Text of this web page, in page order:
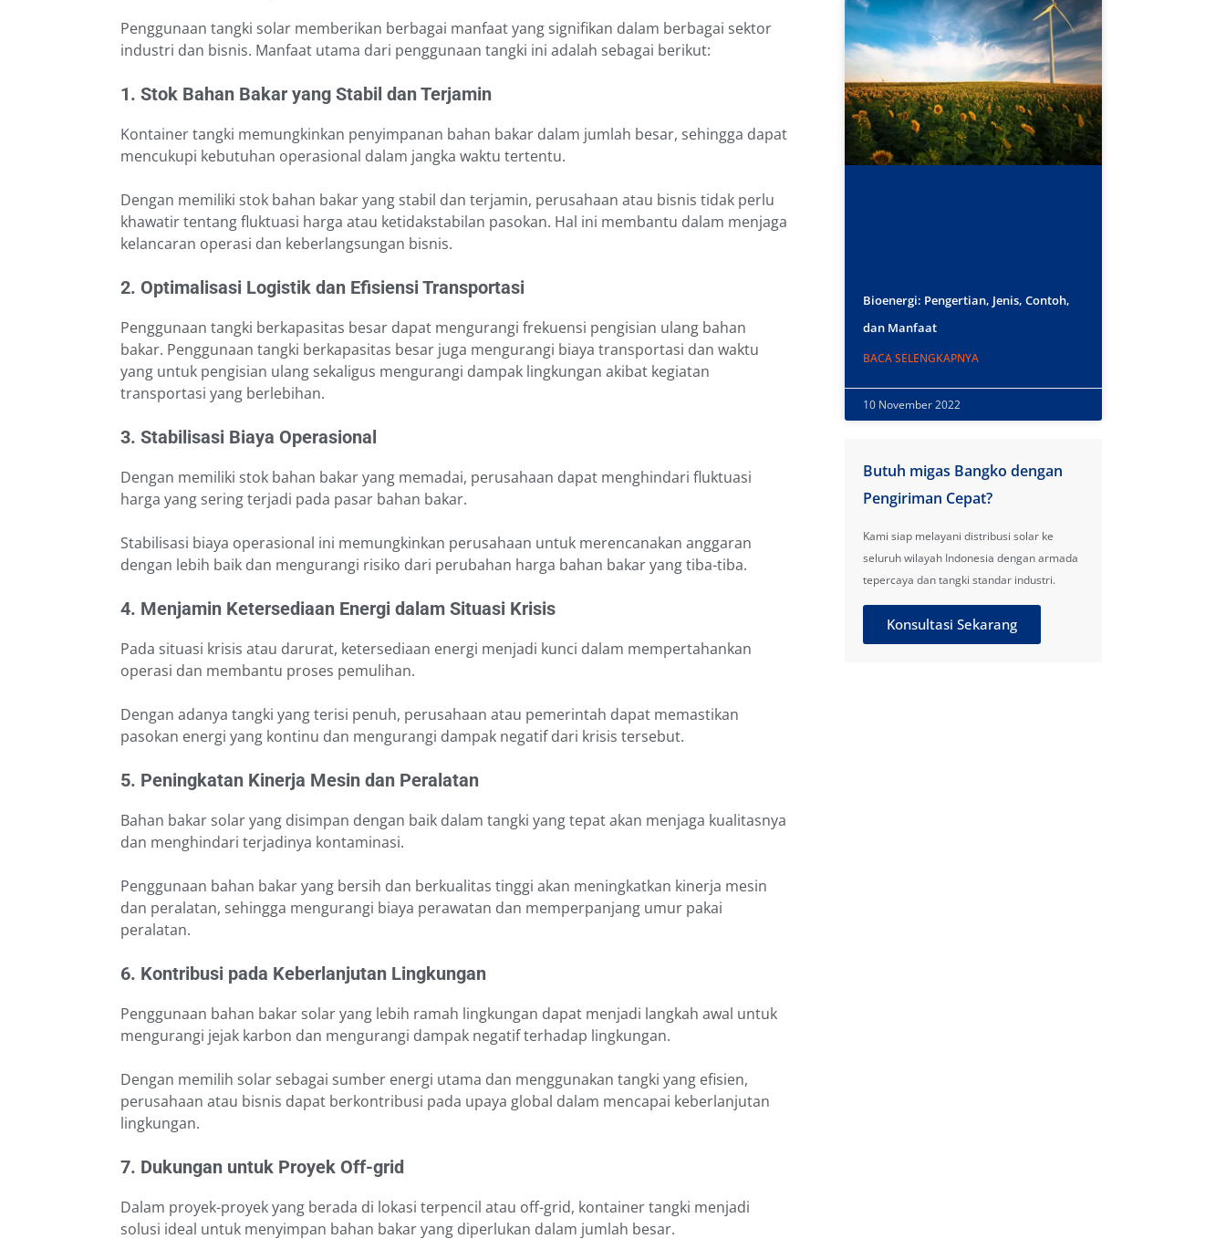
Penggunaan tangki solar memberikan berbagai manfaat yang signifikan dalam berbagai sektor
industri dan bisnis. Manfaat utama dari penggunaan tangki ini adalah sebagai berikut:
1. Stok Bahan Bakar yang Stabil dan Terjamin
Kontainer tangki memungkinkan penyimpanan bahan bakar dalam jumlah besar, sehingga dapat
mencukupi kebutuhan operasional dalam jangka waktu tertentu.
Dengan memiliki stok bahan bakar yang stabil dan terjamin, perusahaan atau bisnis tidak perlu
khawatir tentang fluktuasi harga atau ketidakstabilan pasokan. Hal ini membantu dalam menjaga
kelancaran operasi dan keberlangsungan bisnis.
2. Optimalisasi Logistik dan Efisiensi Transportasi
Penggunaan tangki berkapasitas besar dapat mengurangi frekuensi pengisian ulang bahan
bakar. Penggunaan tangki berkapasitas besar juga mengurangi biaya transportasi dan waktu
yang untuk pengisian ulang sekaligus mengurangi dampak lingkungan akibat kegiatan
transportasi yang berlebihan.
3. Stabilisasi Biaya Operasional
Dengan memiliki stok bahan bakar yang memadai, perusahaan dapat menghindari fluktuasi
harga yang sering terjadi pada pasar bahan bakar.
Stabilisasi biaya operasional ini memungkinkan perusahaan untuk merencanakan anggaran
dengan lebih baik dan mengurangi risiko dari perubahan harga bahan bakar yang tiba-tiba.
4. Menjamin Ketersediaan Energi dalam Situasi Krisis
Pada situasi krisis atau darurat, ketersediaan energi menjadi kunci dalam mempertahankan
operasi dan membantu proses pemulihan.
Dengan adanya tangki yang terisi penuh, perusahaan atau pemerintah dapat memastikan
pasokan energi yang kontinu dan mengurangi dampak negatif dari krisis tersebut.
5. Peningkatan Kinerja Mesin dan Peralatan
Bahan bakar solar yang disimpan dengan baik dalam tangki yang tepat akan menjaga kualitasnya
dan menghindari terjadinya kontaminasi.
Penggunaan bahan bakar yang bersih dan berkualitas tinggi akan meningkatkan kinerja mesin
dan peralatan, sehingga mengurangi biaya perawatan dan memperpanjang umur pakai
peralatan.
6. Kontribusi pada Keberlanjutan Lingkungan
Penggunaan bahan bakar solar yang lebih ramah lingkungan dapat menjadi langkah awal untuk
mengurangi jejak karbon dan mengurangi dampak negatif terhadap lingkungan.
Dengan memilih solar sebagai sumber energi utama dan menggunakan tangki yang efisien,
perusahaan atau bisnis dapat berkontribusi pada upaya global dalam mencapai keberlanjutan
lingkungan.
7. Dukungan untuk Proyek Off-grid
Dalam proyek-proyek yang berada di lokasi terpencil atau off-grid, kontainer tangki menjadi
solusi ideal untuk menyimpan bahan bakar yang diperlukan dalam jumlah besar.
Bioenergi: Pengertian, Jenis, Contoh,
dan Manfaat
BACA SELENGKAPNYA
10 November 2022
Butuh migas Bangko dengan
Pengiriman Cepat?
Kami siap melayani distribusi solar ke
seluruh wilayah Indonesia dengan armada
tepercaya dan tangki standar industri.
Konsultasi Sekarang